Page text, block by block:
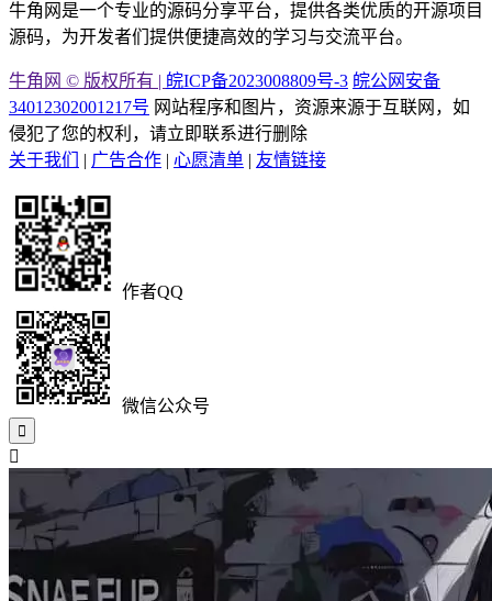
牛角网是一个专业的源码分享平台，提供各类优质的开源项目
源码，为开发者们提供便捷高效的学习与交流平台。
牛角网 © 版权所有 | 皖ICP备2023008809号-3 皖公网安备
34012302001217号 网站程序和图片，资源来源于互联网，如
侵犯了您的权利，请立即联系进行删除
关于我们
| 广告合作 | 心愿清单 | 友情链接
作者QQ
微信公众号